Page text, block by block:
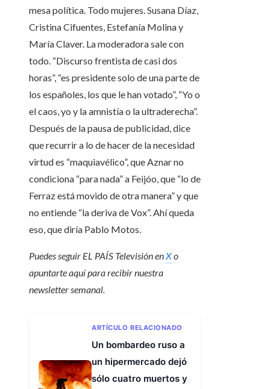
mesa política. Todo mujeres. Susana Díaz,
Cristina Cifuentes, Estefanía Molina y
María Claver. La moderadora sale con
todo. “Discurso frentista de casi dos
horas”, “es presidente solo de una parte de
los españoles, los que le han votado”, “Yo o
el caos, yo y la amnistía o la ultraderecha”.
Después de la pausa de publicidad, dice
que recurrir a lo de hacer de la necesidad
virtud es “maquiavélico”, que Aznar no
condiciona “para nada” a Feijóo, que “lo de
Ferraz está movido de otra manera” y que
no entiende “la deriva de Vox”. Ahí queda
eso, que diría Pablo Motos.
Puedes seguir EL PAÍS Televisión enXo
apuntarte aquí para recibirnuestra
newsletter semanal.
ARTÍCULO RELACIONADO
Un bombardeo ruso a
un hipermercado dejó
sólo cuatro muertos y